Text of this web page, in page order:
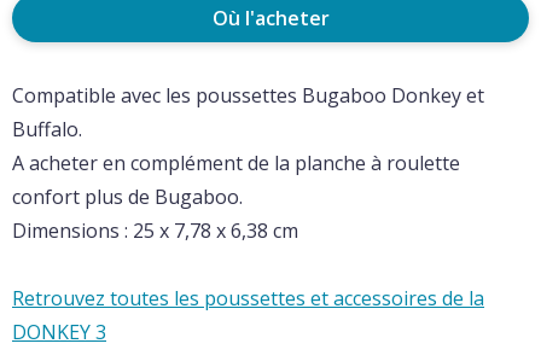
Où l'acheter
Compatible avec les poussettes Bugaboo Donkey et
Buffalo.
A acheter en complément de la planche à roulette
confort plus de Bugaboo.
Dimensions : 25 x 7,78 x 6,38 cm
Retrouvez toutes les poussettes et accessoires de la
DONKEY 3